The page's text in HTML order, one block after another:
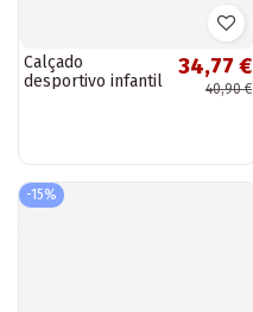
Calçado
desportivo infantil
34,77 €
40,90 €
-15%